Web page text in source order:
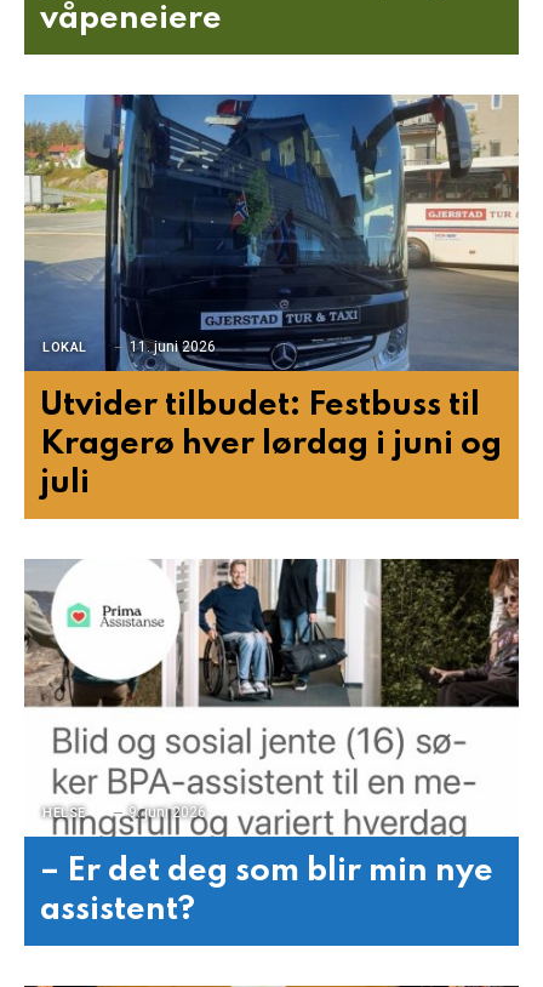
våpeneiere
LOKAL 11. juni 2026
Utvider tilbudet: Festbuss til
Kragerø hver lørdag i juni og
juli
HELSE 9. juni 2026
– Er det deg som blir min nye
assistent?